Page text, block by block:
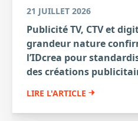
21 JUILLET 2026
Publicité TV, CTV et
grandeur nature
l’IDcrea pour
des créations
LIRE L'ARTICLE